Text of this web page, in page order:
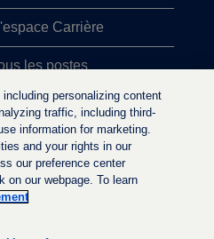
Carrière
les postes
d'emploi
confidentialité
including personalizing content
traffic, including third-
information for marketing.
and your rights in our
our preference center
on our webpage. To learn